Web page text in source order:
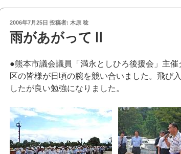
投
稿
日:
2006年7月25日 投稿者: 木原 稔
雨があがってⅡ
●熊本市議会議員「満永としひろ後援会」主
区の皆様が日頃の腕を競い合いました。飛び
したが良い勉強になりました。